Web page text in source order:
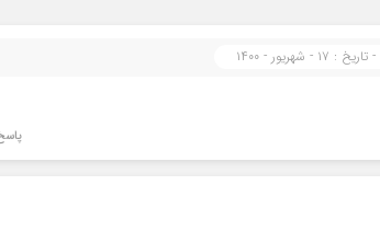
- تاریخ : ۱۷ - شهریور - ۱۴۰۰